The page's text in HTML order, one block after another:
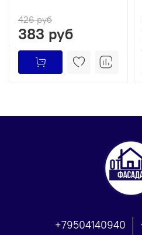
426 руб
383 руб
+79504140940